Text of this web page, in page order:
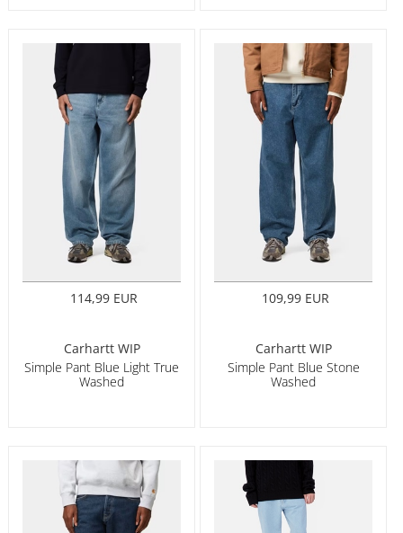
114,99 EUR
Carhartt WIP
Simple Pant Blue Light True
Washed
109,99 EUR
Carhartt WIP
Simple Pant Blue Stone
Washed